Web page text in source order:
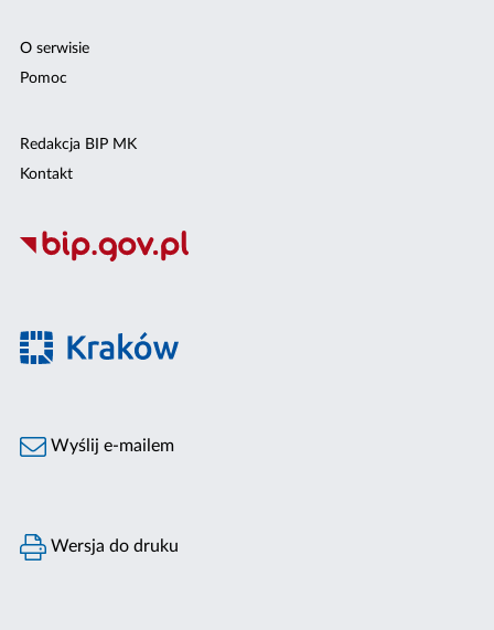
O serwisie
Pomoc
Redakcja BIP MK
Kontakt
Wyślij e-mailem
Wersja do druku